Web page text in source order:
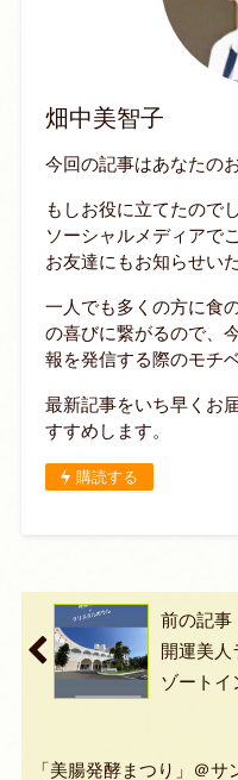
畑中美智子
今回の記事はあなたの
もしお役に立てたので
ソーシャルメディアで
お友達にもお知らせい
一人でも多くの方に食
の喜びに繋がるので、
報を発信する際のモチ
最新記事をいち早くお
すすめします。
購読する
前の記事
開運美人
ゾートイ
「美腸発酵まつり」＠サ